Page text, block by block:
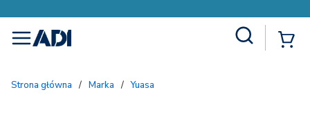
menu
Strona główna / Marka / Yuasa